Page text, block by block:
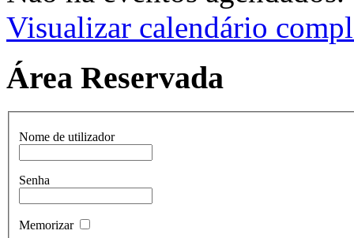
Visualizar calendário
Área Reservada
Nome de utilizador
Senha
Memorizar